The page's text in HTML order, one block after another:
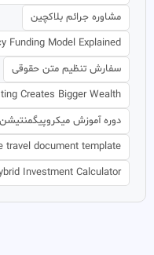
مشاوره جرائم بلاکچین
Funding Model Explained
سفارش تنظیم متن حقوقی
Creates Bigger Wealth
دوره آموزش
travel document template
Investment Calculator